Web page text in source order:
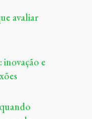
avaliar
e